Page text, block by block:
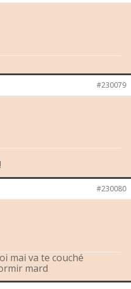
#230079
#230080
mai va te couché
mard